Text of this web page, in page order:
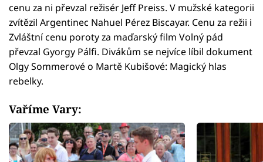
cenu za ni převzal režisér Jeff Preiss. V mužské kategorii
zvítězil Argentinec Nahuel Pérez Biscayar. Cenu za režii i
Zvláštní cenu poroty za maďarský film Volný pád
převzal Gyorgy Pálfi. Divákům se nejvíce líbil dokument
Olgy Sommerové o Martě Kubišové: Magický hlas
rebelky.
Vaříme Vary: